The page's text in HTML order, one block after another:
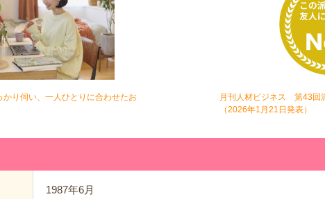
り伺い、一人ひとりに合わせたお
月刊人材ビジネス 第43回
（2026年1月21日発表）
1987年6月